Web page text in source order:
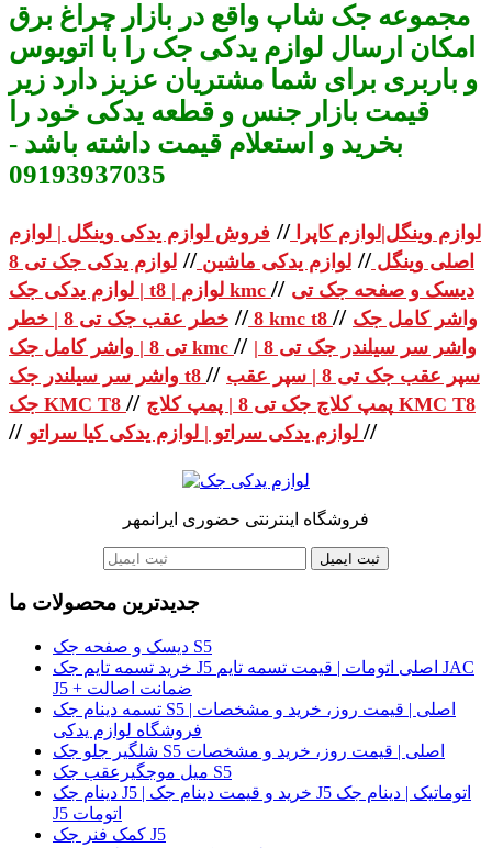
مجموعه جک شاپ واقع در بازار چراغ برق
امکان ارسال لوازم یدکی جک را با اتوبوس
و باربری برای شما مشتریان عزیز دارد زیر
قیمت بازار جنس و قطعه یدکی خود را
بخرید و استعلام قیمت داشته باشد -
09193937035
لوازم وینگل|لوازم کاپرا // فروش لوازم یدکی وینگل | لوازم
اصلی وینگل // لوازم یدکی ماشین //
لوازم یدکی جک تی 8
| لوازم یدکی جک t8 | لوازم kmc // دیسک و صفحه جک تی
8
// خطر عقب جک تی 8 | خطر kmc t8 // واشر کامل جک
تی 8 | واشر کامل جک kmc // واشر سر سیلندر جک تی 8 |
واشر سر سیلندر جک t8 // سپر عقب جک تی 8 | سپر عقب
جک KMC T8 // پمپ کلاچ جک تی 8 | پمپ کلاچ KMC T8
// //
فروشگاه اینترنتی حضوری ایرانمهر
ثبت ایمیل
جدیدترین محصولات ما
دیسک و صفحه جک S5
خرید تسمه تایم جک J5 اصلی اتومات | قیمت تسمه تایم JAC
J5 + ضمانت اصالت
تسمه دینام جک S5 اصلی | قیمت روز، خرید و مشخصات |
فروشگاه لوازم یدکی
شلگیر جلو جک S5 اصلی | قیمت روز، خرید و مشخصات
میل موجگیرعقب جک S5
دینام جک J5 | خرید و قیمت دینام جک J5 اتوماتیک | دینام جک
J5 اتومات
کمک فنر جک J5